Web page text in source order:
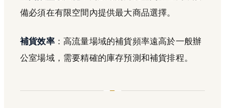
備必須在有限空間內提供最大商品選擇。
補貨效率：高流量場域的補貨頻率遠高於一般辦
公室場域，需要精確的庫存預測和補貨排程。